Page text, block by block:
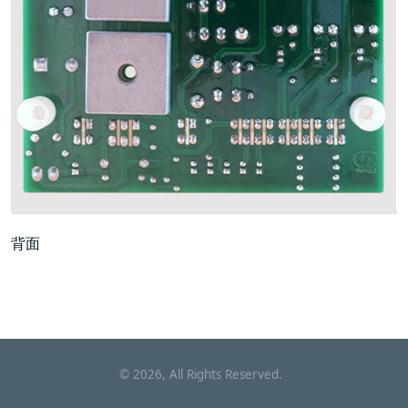
背面
© 2026, All Rights Reserved.